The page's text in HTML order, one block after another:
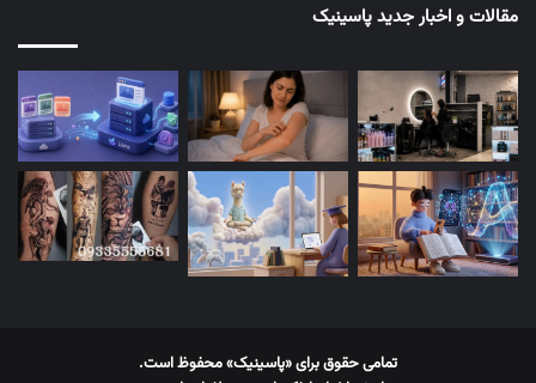
مقالات و اخبار جدید پاسینیک
تمامی حقوق برای «پاسینیک» محفوظ است.